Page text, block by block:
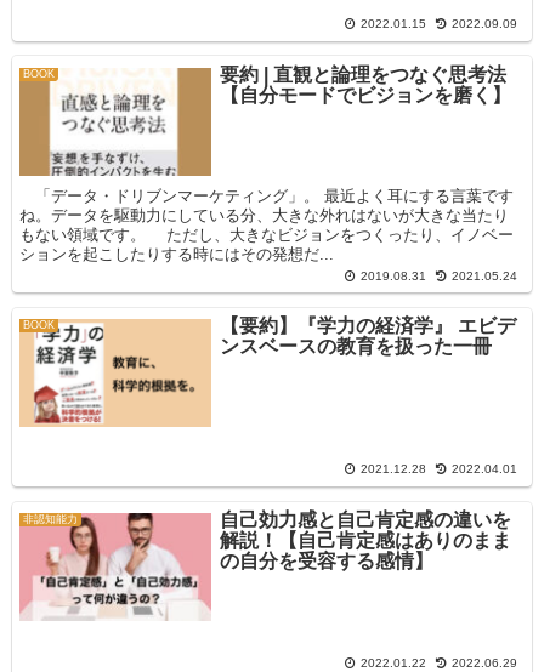
2022.01.15 2022.09.09
BOOK
要約 | 直観と論理をつなぐ思考法
【自分モードでビジョンを磨く】
「データ・ドリブンマーケティング」。 最近よく耳にする言葉です
ね。データを駆動力にしている分、大きな外れはないが大きな当たり
もない領域です。 ただし、大きなビジョンをつくったり、イノベー
ションを起こしたりする時にはその発想だ...
2019.08.31 2021.05.24
BOOK
【要約】『学力の経済学』 エビデ
ンスベースの教育を扱った一冊
2021.12.28 2022.04.01
非認知能力
自己効力感と自己肯定感の違いを
解説！【自己肯定感はありのまま
の自分を受容する感情】
2022.01.22 2022.06.29